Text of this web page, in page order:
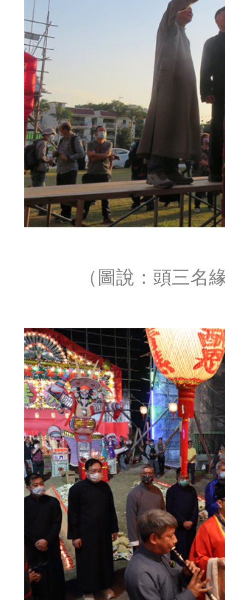
（圖說：頭三名